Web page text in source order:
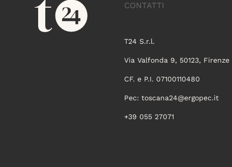
CONTATTI
T24 S.r.l.
Via Valfonda 9, 50123, Firenze
CF. e P.I. 07100110480
Pec: toscana24@ergopec.it
+39 055 27071